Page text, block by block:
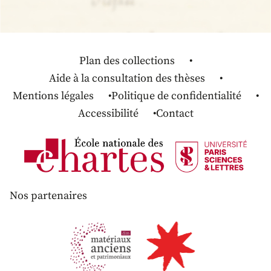
Plan des collections
Aide à la consultation des thèses
Mentions légales
Politique de confidentialité
Accessibilité
Contact
Nos partenaires